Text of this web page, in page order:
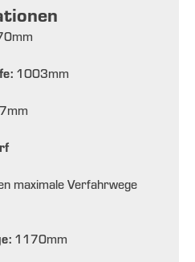
mm
1003mm
mm
maximale Verfahrwege
1170mm